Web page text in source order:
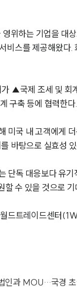
영위하는 기업을
스를 제공해왔다.
▲국제 조세 및
구축 등에 협력한다.
미국 내 고객에게
바탕으로 실효성
단독 대응보다 유
수 있을 것으로 기
드트레이드센터
인과 MOU…국경